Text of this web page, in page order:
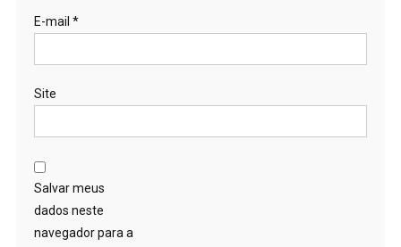
E-mail *
Site
Salvar meus
dados neste
navegador para a